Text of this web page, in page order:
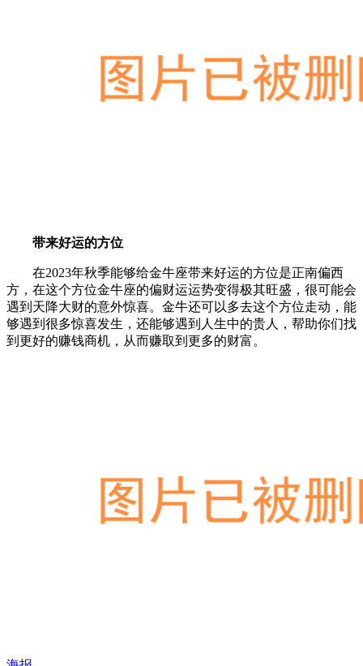
带来好运的方位
在2023年秋季能够给金牛座带来好运的方位是正南偏西
方，在这个方位金牛座的偏财运运势变得极其旺盛，很可能会
遇到天降大财的意外惊喜。金牛还可以多去这个方位走动，能
够遇到很多惊喜发生，还能够遇到人生中的贵人，帮助你们找
到更好的赚钱商机，从而赚取到更多的财富。